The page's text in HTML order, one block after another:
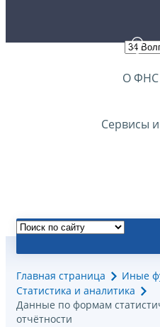
О ФНС
Сервисы и
Главная страница
Иные
Статистика и аналитика
Данные по формам
отчётности